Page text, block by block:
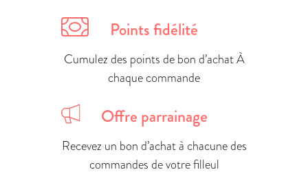
Points fidélité
Cumulez des points de bon d’achat À
chaque commande
Offre parrainage
Recevez un bon d’achat à chacune des
commandes de votre filleul